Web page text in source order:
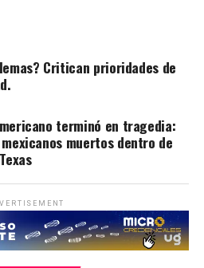
Critican prioridades de
terminó en tragedia:
muertos dentro de